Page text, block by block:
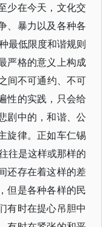
少在今天，文化交
、暴力以及各种各
最低限度和谐规则
严格的意义上构成
间不可通约、不可
性的实践，只会给
剧中的，和谐、公
旋律。正如车仁锡
往是这样或那样的
还存在着这样的差
但是各种各样的民
有时在提心吊胆中